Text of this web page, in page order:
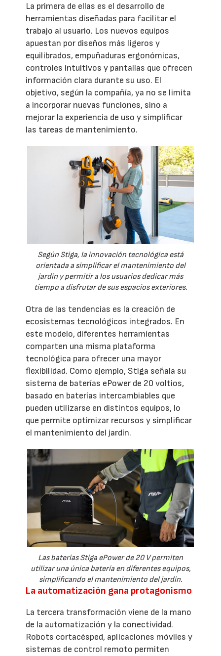
La primera de ellas es el desarrollo de
herramientas diseñadas para facilitar el
trabajo al usuario. Los nuevos equipos
apuestan por diseños más ligeros y
equilibrados, empuñaduras ergonómicas,
controles intuitivos y pantallas que ofrecen
información clara durante su uso. El
objetivo, según la compañía, ya no se limita
a incorporar nuevas funciones, sino a
mejorar la experiencia de uso y simplificar
las tareas de mantenimiento.
Según Stiga, la innovación tecnológica está
orientada a simplificar el mantenimiento del
jardín y permitir a los usuarios dedicar más
tiempo a disfrutar de sus espacios exteriores.
Otra de las tendencias es la creación de
ecosistemas tecnológicos integrados. En
este modelo, diferentes herramientas
comparten una misma plataforma
tecnológica para ofrecer una mayor
flexibilidad. Como ejemplo, Stiga señala su
sistema de baterías ePower de 20 voltios,
basado en baterías intercambiables que
pueden utilizarse en distintos equipos, lo
que permite optimizar recursos y simplificar
el mantenimiento del jardín.
Las baterías Stiga ePower de 20 V permiten
utilizar una única batería en diferentes equipos,
simplificando el mantenimiento del jardín.
La automatización gana protagonismo
La tercera transformación viene de la mano
de la automatización y la conectividad.
Robots cortacésped, aplicaciones móviles y
sistemas de control remoto permiten